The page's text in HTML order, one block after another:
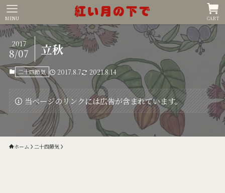
CART
MENU
立秋
2017
8/07
二十四節気 2017.8.7 2021.8.14
当ページのリンクには広告が含まれています。
ホーム 二十四節気